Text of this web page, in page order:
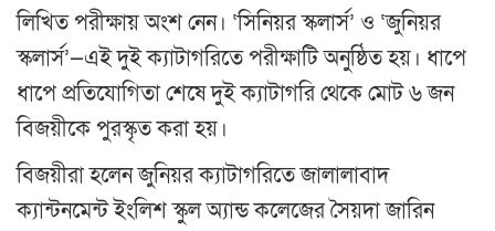
লিখিত পরীক্ষায় অংশ নেন। ‘সিনিয়র স্কলার্স’ ও ‘জুনিয়র
স্কলার্স’—এই দুই ক্যাটাগরিতে পরীক্ষাটি অনুষ্ঠিত হয়। ধাপে
ধাপে প্রতিযোগিতা শেষে দুই ক্যাটাগরি থেকে মোট ৬ জন
বিজয়ীকে পুরস্কৃত করা হয়।
বিজয়ীরা হলেন জুনিয়র ক্যাটাগরিতে জালালাবাদ
ক্যান্টনমেন্ট ইংলিশ স্কুল অ্যান্ড কলেজের সৈয়দা জারিন